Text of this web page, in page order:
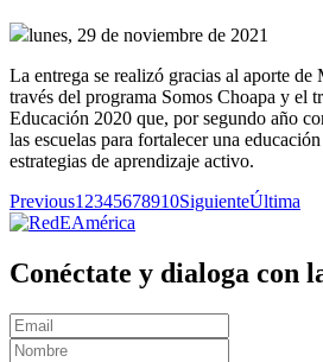
lunes, 29 de noviembre de 2021
La entrega se realizó gracias al aporte de
través del programa Somos Choapa y el
Educación 2020 que, por segundo año
las escuelas para fortalecer una
estrategias de aprendizaje activo.
Previous1 2345678910SiguienteÚltima
Conéctate y dialoga con